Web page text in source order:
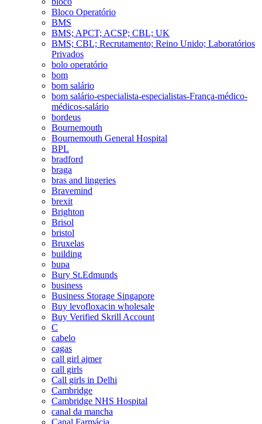
Bloco Operatório
BMS
BMS; APCT; ACSP; CBL; UK
BMS; CBL; Recrutamento; Reino Unido; Laboratórios
Privados
bolo operatório
bom
bom salário
bom salário-especialista-especialistas-França-médico-
médicos-salário
bordeus
Bournemouth
Bournemouth General Hospital
BPL
bradford
braga
bras and lingeries
Bravemind
brexit
Brighton
Brisol
bristol
Bruxelas
building
bupa
Bury St.Edmunds
business
Business Storage Singapore
Buy levofloxacin wholesale
Buy Verified Skrill Account
C
cabelo
cagas
call girl ajmer
call girls
Call girls in Delhi
Cambridge
Cambridge NHS Hospital
canal da mancha
Canal Farmácia